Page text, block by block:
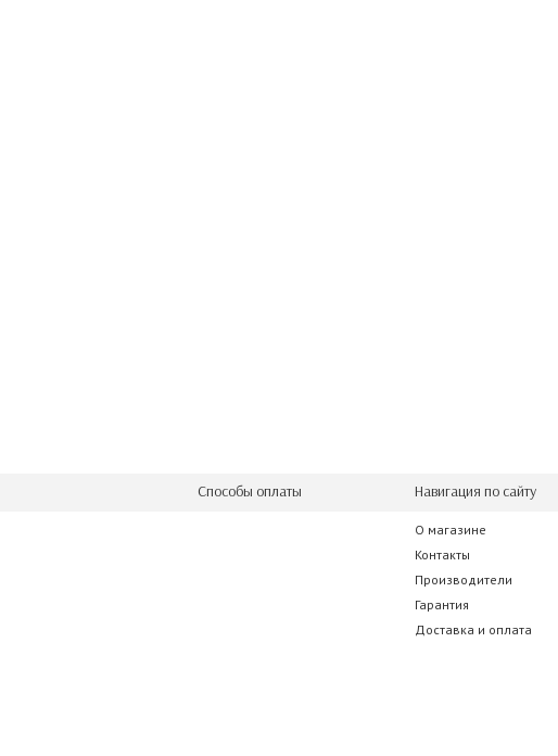
Способы оплаты Навигация по сайту
О магазине
Контакты
Производители
Гарантия
Доставка и оплата